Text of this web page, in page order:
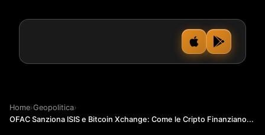
Home›Geopolitica›
OFAC Sanziona ISIS e Bitcoin Xchange: Come le Cripto Finanziano...